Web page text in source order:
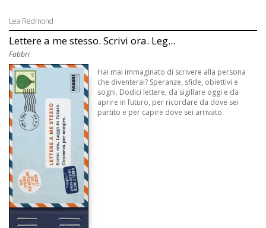
Lea Redmond
Lettere a me stesso. Scrivi ora. Leg...
Fabbri
Hai mai immaginato di scrivere alla persona
che diventerai? Speranze, sfide, obiettivi e
sogni. Dodici lettere, da sigillare oggi e da
aprire in futuro, per ricordare da dove sei
partito e per capire dove sei arrivato.